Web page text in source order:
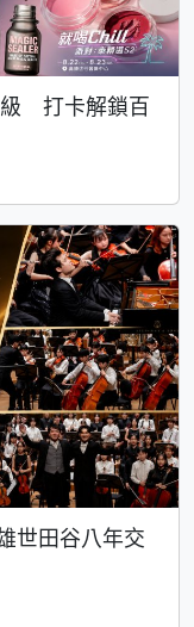
級 打卡解鎖百
世田谷八年交